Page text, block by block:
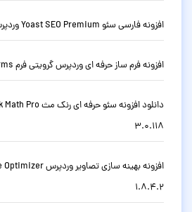
افزونه فارسی سئو Yoast SEO Premium وردپرس نسخه حرفه ای 28.1
افزونه فرم ساز حرفه ای وردپرس گرویتی فرم Gravity Forms نسخه 3.0.0
3.0.118
1.8.4.2